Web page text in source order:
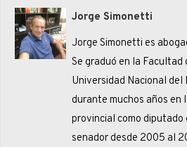
mediados de
2013.- Sin
embargo, tomando los
datos oficiales de esa
época y…
Jorge Simonetti
Jorge Simonetti es
Se graduó en la Facultad
Universidad Nacional
durante muchos años
provincial como diputado
senador desde 2005 al